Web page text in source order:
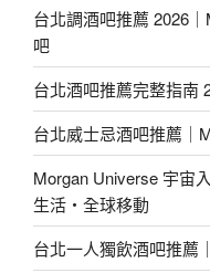
台北調酒吧推薦 2026
吧
台北酒吧推薦完整指南
台北威士忌酒吧推薦｜
Morgan Universe 宇宙
生活・全球移動
台北一人獨飲酒吧推薦